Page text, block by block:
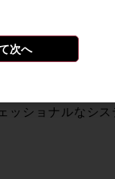
て大変優秀な製
I/O の生産
らこそ妥協する
ショナルなシ
次へ